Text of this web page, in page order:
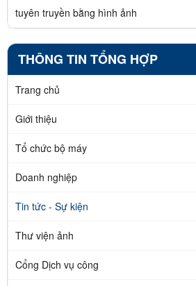
tuyên truyền bằng hình ảnh
THÔNG TIN TỔNG HỢP
Trang chủ
Giới thiệu
Tổ chức bộ máy
Doanh nghiệp
Tin tức - Sự kiện
Thư viện ảnh
Cổng Dịch vụ công